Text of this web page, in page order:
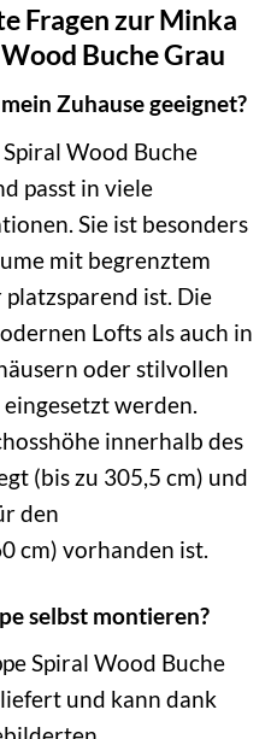
Fragen zur Minka
Buche Grau
Zuhause geeignet?
Wood Buche
passt in viele
Sie ist besonders
mit begrenztem
ist. Die
Lofts als auch in
oder stilvollen
werden.
innerhalb des
(bis zu 305,5 cm) und
den
cm) vorhanden ist.
selbst montieren?
Spiral Wood Buche
und kann dank